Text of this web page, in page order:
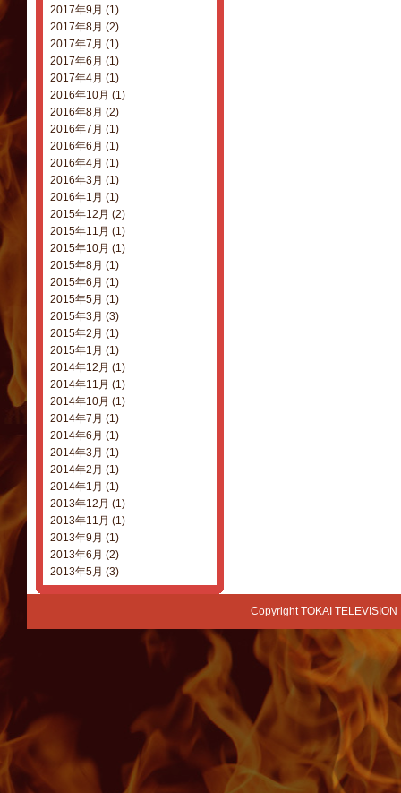
2017年9月 (1)
2017年8月 (2)
2017年7月 (1)
2017年6月 (1)
2017年4月 (1)
2016年10月 (1)
2016年8月 (2)
2016年7月 (1)
2016年6月 (1)
2016年4月 (1)
2016年3月 (1)
2016年1月 (1)
2015年12月 (2)
2015年11月 (1)
2015年10月 (1)
2015年8月 (1)
2015年6月 (1)
2015年5月 (1)
2015年3月 (3)
2015年2月 (1)
2015年1月 (1)
2014年12月 (1)
2014年11月 (1)
2014年10月 (1)
2014年7月 (1)
2014年6月 (1)
2014年3月 (1)
2014年2月 (1)
2014年1月 (1)
2013年12月 (1)
2013年11月 (1)
2013年9月 (1)
2013年6月 (2)
2013年5月 (3)
Copyright TOKAI